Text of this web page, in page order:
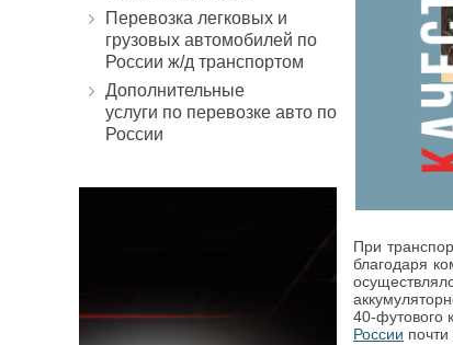
Перевозка легковых и
грузовых автомобилей по
России ж/д транспортом
Дополнительные
услуги по перевозке авто по
России
При
благодаря
40-футового
России